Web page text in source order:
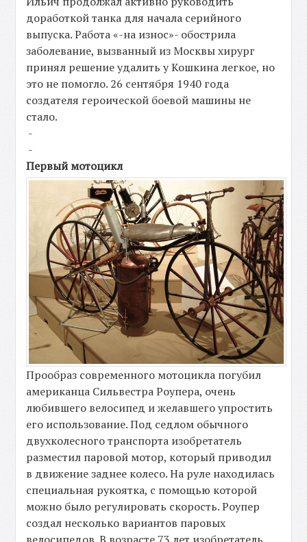
доработкой танка для начала серийного
выпуска. Работа «-на износ»- обострила
заболевание, вызванный из Москвы хирург
принял решение удалить у Кошкина легкое, но
это не помогло. 26 сентября 1940 года
создателя героической боевой машины не
стало.
-
-
Первый мотоцикл
Прообраз современного мотоцикла погубил
американца Сильвестра Роупера, очень
любившего велосипед и желавшего упростить
его использование. Под седлом обычного
двухколесного транспорта изобретатель
разместил паровой мотор, который приводил
в движение заднее колесо. На руле находилась
специальная рукоятка, с помощью которой
можно было регулировать скорость. Роупер
создал несколько вариантов паровых